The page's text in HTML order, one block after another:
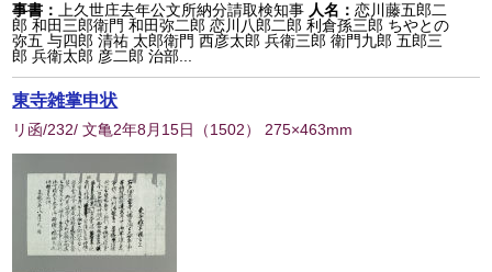
事書： 上久世庄去年公文所納分請取検知事 人名：恋川藤五郎二
郎 和田三郎衛門 和田弥二郎 恋川八郎二郎 利倉孫三郎 ちやとの
弥五 与四郎 清祐 太郎衛門 西彦太郎 兵衛三郎 衛門九郎 五郎三
郎 兵衛太郎 彦二郎 治部...
東寺雑掌申状
リ函/232/ 文亀2年8月15日 （1502） 275×463mm